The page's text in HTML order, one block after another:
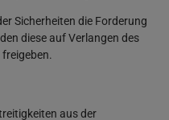
Sicherheiten die Forderung
diese auf Verlangen des
aus der